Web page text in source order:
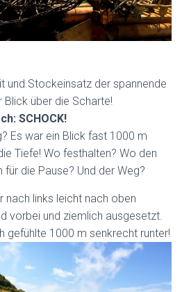
und Stockeinsatz der spannende
Blick über die Scharte!
SCHOCK!
Es war ein Blick fast 1000 m
Tiefe! Wo festhalten? Wo den
die Pause? Und der Weg?
nach links leicht nach oben
vorbei und ziemlich ausgesetzt.
gefühlte 1000 m senkrecht runter!